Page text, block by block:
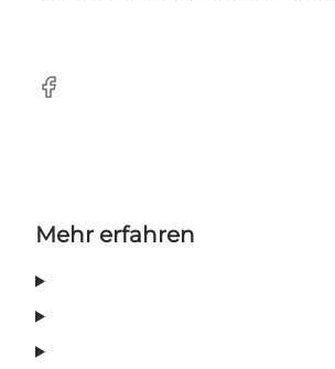
Facebook
Mehr erfahren